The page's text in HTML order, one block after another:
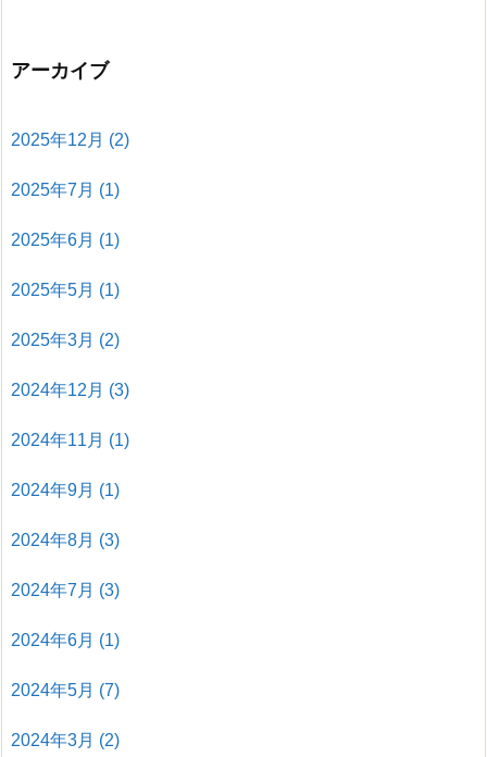
アーカイブ
2025年12月 (2)
2025年7月 (1)
2025年6月 (1)
2025年5月 (1)
2025年3月 (2)
2024年12月 (3)
2024年11月 (1)
2024年9月 (1)
2024年8月 (3)
2024年7月 (3)
2024年6月 (1)
2024年5月 (7)
2024年3月 (2)